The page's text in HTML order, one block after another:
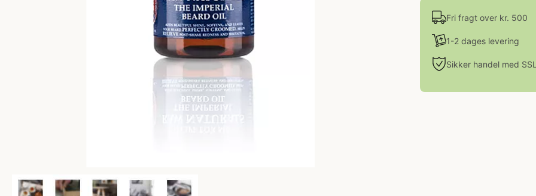
Fri fragt over kr. 500
1-2 dages levering
Sikker handel med SSL